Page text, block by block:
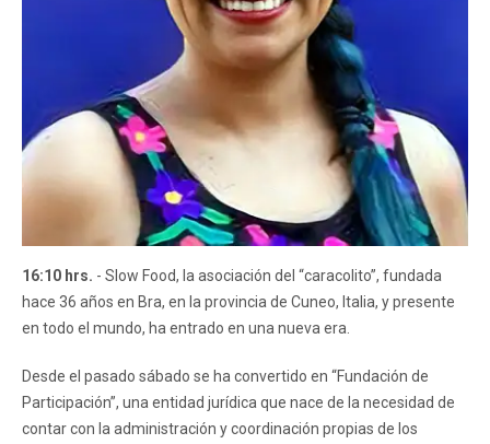
16:10 hrs. - Slow Food, la asociación del “caracolito”, fundada
hace 36 años en Bra, en la provincia de Cuneo, Italia, y presente
en todo el mundo, ha entrado en una nueva era.
Desde el pasado sábado se ha convertido en “Fundación de
Participación”, una entidad jurídica que nace de la necesidad de
contar con la administración y coordinación propias de los